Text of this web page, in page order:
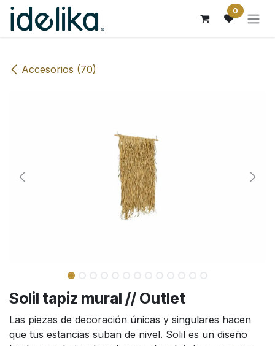
Ir al contenido 0
Accesorios (70)
Solil tapiz mural // Outlet
Las piezas de decoración únicas y singulares hacen
que tus estancias suban de nivel. Solil es un diseño